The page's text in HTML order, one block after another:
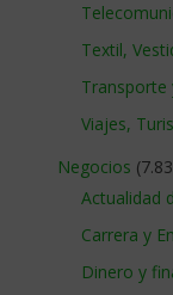
Textil,
Transporte
Viajes,
Negocios
Actualidad
Carrera y
Dinero y